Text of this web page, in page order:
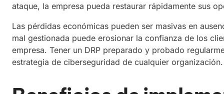
ataque, la empresa pueda restaurar rápidamente sus
Las pérdidas económicas pueden ser masivas en
mal gestionada puede erosionar la confianza de los
empresa. Tener un DRP preparado y probado
estrategia de ciberseguridad de cualquier organización.